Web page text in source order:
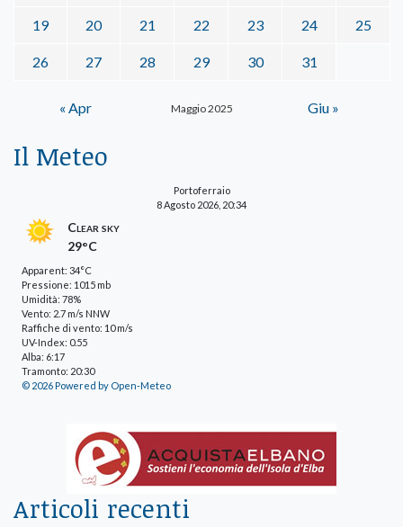
Maggio 2025
19 20 21 22 23 24 25
26 27 28 29 30 31
« Apr Giu »
Il Meteo
Portoferraio
8 Agosto 2026, 20:34
Clear sky
29°C
Apparent: 34°C
Pressione: 1015 mb
Umidità: 78%
Vento: 2.7 m/s NNW
Raffiche di vento: 10 m/s
UV-Index: 0.55
Alba: 6:17
Tramonto: 20:30
© 2026 Powered by Open-Meteo
Articoli recenti